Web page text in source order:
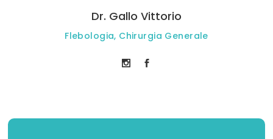
Dr. Gallo Vittorio
Flebologia, Chirurgia Generale